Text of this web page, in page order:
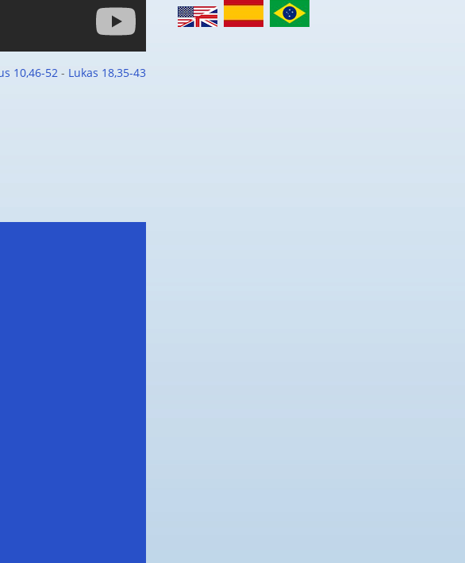
10,46-52 - Lukas 18,35-43